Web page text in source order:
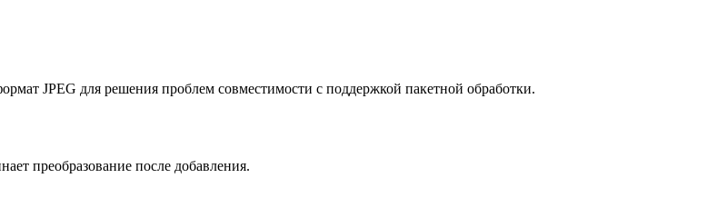
JPEG для решения проблем совместимости с поддержкой пакетной обработки.
преобразование после добавления.